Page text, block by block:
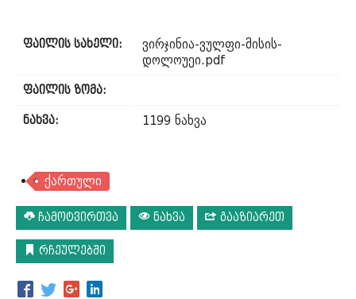
ფაილის სახელი:
ვირჯინია-ვულფი-მისის-
დოლოუეი.pdf
ფაილის ზომა:
ნახვა: 1199 ნახვა
ქართული
ჩამოტვირთვა ნახვა გააზიარეთ
რჩეულებში